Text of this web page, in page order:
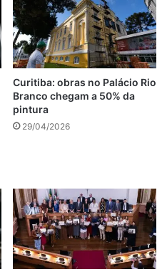
Curitiba: obras no Palácio Rio
Branco chegam a 50% da
pintura
29/04/2026